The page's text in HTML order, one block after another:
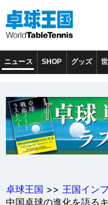
ニュース SHOP グッズ
卓球王国 >> 王国イン
中国卓球の進化を語る